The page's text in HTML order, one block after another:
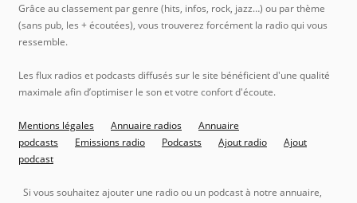
Grâce au classement par genre (hits, infos, rock, jazz…) ou par thème
(sans pub, les + écoutées), vous trouverez forcément la radio qui vous
ressemble.
Les flux radios et podcasts diffusés sur le site bénéficient d'une qualité
maximale afin d’optimiser le son et votre confort d'écoute.
Mentions légales Annuaire radios
Annuaire
podcasts
Emissions radio Podcasts Ajout radio
Ajout
podcast
Si vous souhaitez ajouter une radio ou un podcast à notre annuaire,